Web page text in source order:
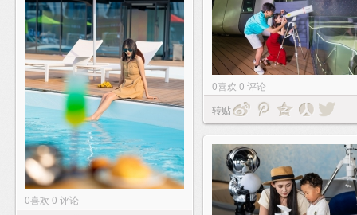
0喜欢 0 评论
0喜欢 0 评论
转贴